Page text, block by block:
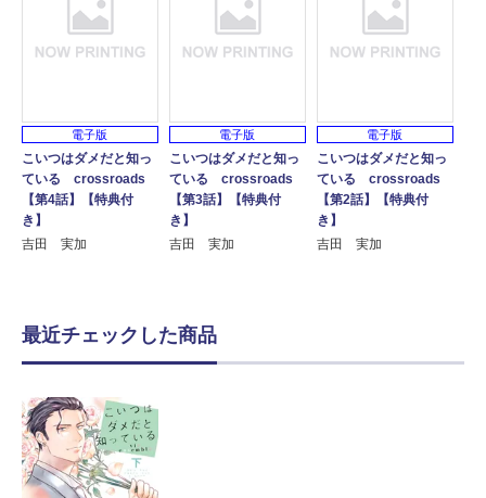
電子版
こいつはダメだと知っ
ている crossroads
【第4話】【特典付
き】
吉田 実加
電子版
こいつはダメだと知っ
ている crossroads
【第3話】【特典付
き】
吉田 実加
電子版
こいつはダメだと知っ
ている crossroads
【第2話】【特典付
き】
吉田 実加
最近チェックした商品